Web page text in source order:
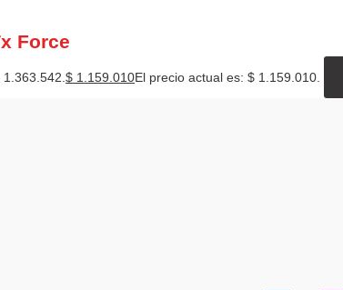
Force
$ 1.159.010El precio actual es: $ 1.159.010.